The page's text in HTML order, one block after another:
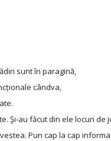
sunt în paragină,
cândva,
Şi-au făcut din ele locuri de
Pun cap la cap